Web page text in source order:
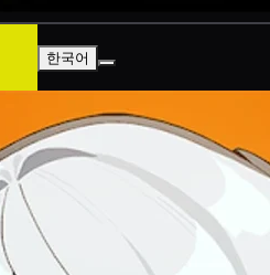
한국어